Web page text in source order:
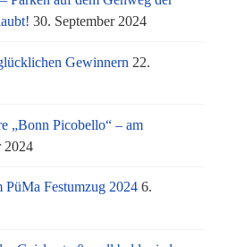
30. September 2024
Gewinnern 22.
„Bonn Picobello“ – am
2024
PüMa Festumzug 2024 6.